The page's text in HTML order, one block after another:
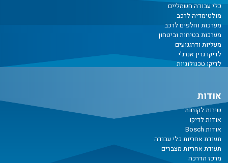
כלי עבודה חשמליים
מולטימדיה לרכב
מערכות וחלפים לרכב
מערכות בטיחות וביטחון
מעליות ודרגנועים
לדיקו גרין אנרג'י
לדיקו טכנולוגיות
אודות
שירות לקוחות
אודות לדיקו
אודות Bosch
תעודת אחריות כלי עבודה
תעודת אחריות מצברים
מרכז הדרכה